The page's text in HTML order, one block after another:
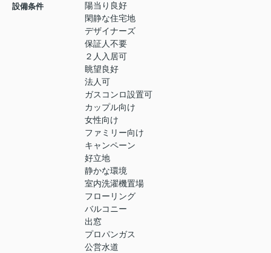
設備条件
陽当り良好
閑静な住宅地
デザイナーズ
保証人不要
２人入居可
眺望良好
法人可
ガスコンロ設置可
カップル向け
女性向け
ファミリー向け
キャンペーン
好立地
静かな環境
室内洗濯機置場
フローリング
バルコニー
出窓
プロパンガス
公営水道